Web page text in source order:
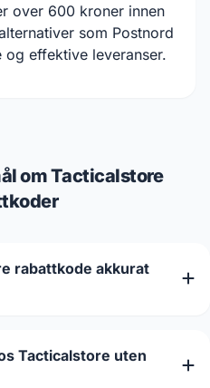
over 600 kroner innen
som Postnord
effektive leveranser.
om Tacticalstore
rabattkode akkurat
Tacticalstore uten